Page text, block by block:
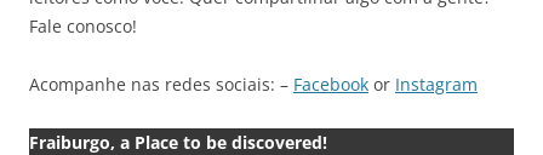
Fale conosco!
Acompanhe nas redes sociais: – Facebook or Instagram
Fraiburgo, a Place to be discovered!